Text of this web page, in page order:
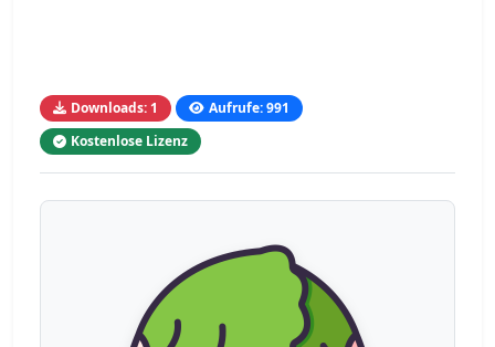
Downloads: 1
Aufrufe: 991
Kostenlose Lizenz